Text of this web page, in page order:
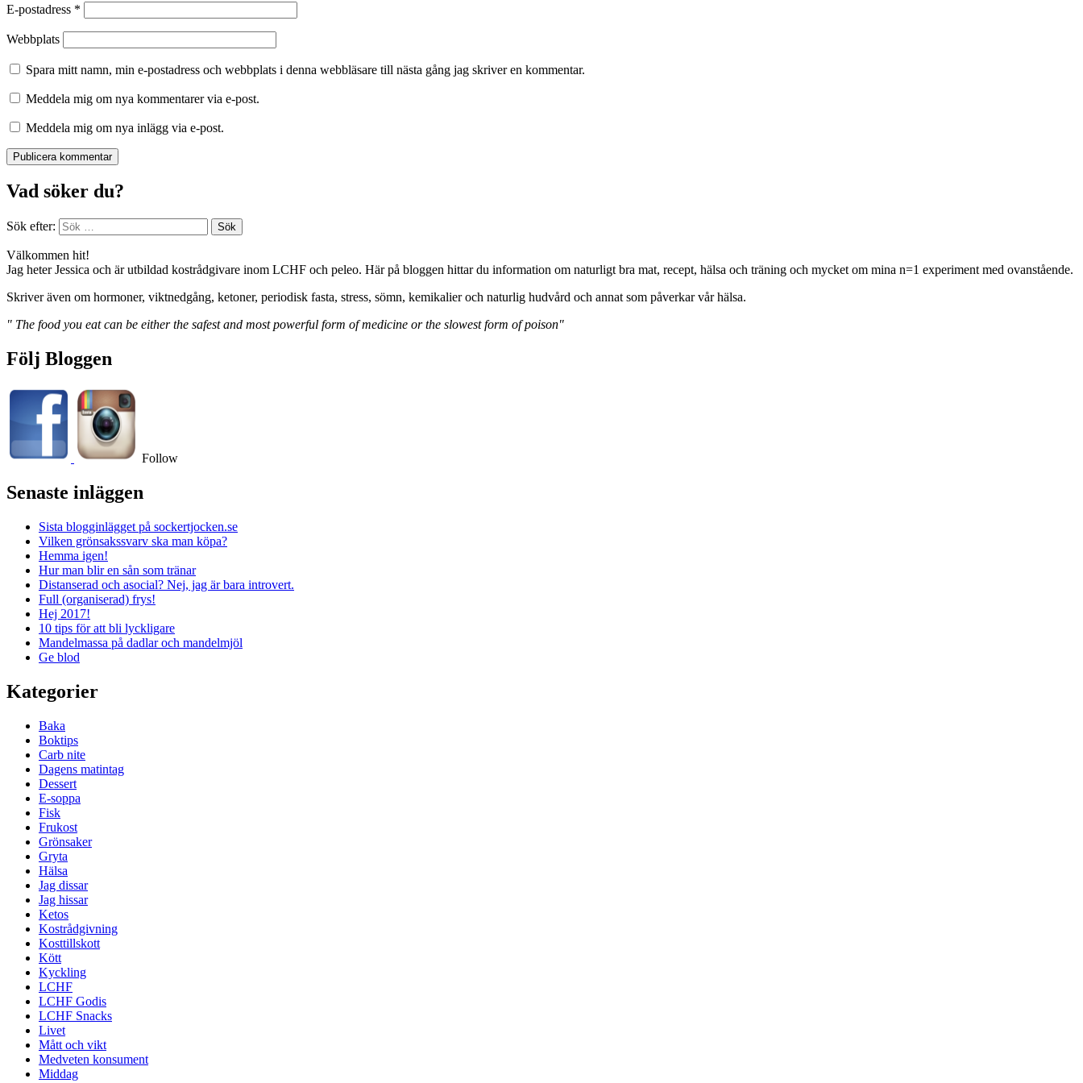
E-postadress *
Webbplats
Spara mitt namn, min e-postadress och webbplats i denna webbläsare till nästa gång jag skriver en kommentar.
Meddela mig om nya kommentarer via e-post.
Meddela mig om nya inlägg via e-post.
Vad söker du?
Sök efter:
Välkommen hit!
Jag heter Jessica och är utbildad kostrådgivare inom LCHF och peleo. Här på bloggen hittar du information om naturligt bra mat, recept, hälsa och träning och mycket om mina n=1 experiment med ovanstående.
Skriver även om hormoner, viktnedgång, ketoner, periodisk fasta, stress, sömn, kemikalier och naturlig hudvård och annat som påverkar vår hälsa.
" The food you eat can be either the safest and most powerful form of medicine or the slowest form of poison"
Följ Bloggen
Follow
Senaste inläggen
Sista blogginlägget på sockertjocken.se
Vilken grönsakssvarv ska man köpa?
Hemma igen!
Hur man blir en sån som tränar
Distanserad och asocial? Nej, jag är bara introvert.
Full (organiserad) frys!
Hej 2017!
10 tips för att bli lyckligare
Mandelmassa på dadlar och mandelmjöl
Ge blod
Kategorier
Baka
Boktips
Carb nite
Dagens matintag
Dessert
E-soppa
Fisk
Frukost
Grönsaker
Gryta
Hälsa
Jag dissar
Jag hissar
Ketos
Kostrådgivning
Kosttillskott
Kött
Kyckling
LCHF
LCHF Godis
LCHF Snacks
Livet
Mått och vikt
Medveten konsument
Middag